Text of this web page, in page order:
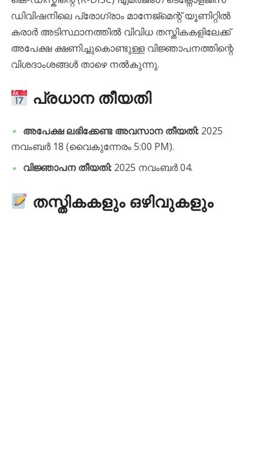
ഡിവിഷനിലെ പ്രോഗ്രാം മാനേജ്‌മെന്റ് യൂണിറ്റിൽ
കരാർ അടിസ്ഥാനത്തിൽ വിവിധ തസ്തികകളിലേക്ക്
അപേക്ഷ ക്ഷണിച്ചുകൊണ്ടുള്ള വിജ്ഞാപനത്തിന്റെ
വിശദാംശങ്ങൾ താഴെ നൽകുന്നു.
പ്രധാന തീയതി
അപേക്ഷ ലഭിക്കേണ്ട അവസാന തീയതി:2025
നവംബർ 18 (വൈകുന്നേരം 5:00 PM).
വിജ്ഞാപന തീയതി:2025 നവംബർ 04.
തസ്തികകളും ഒഴിവുകളും